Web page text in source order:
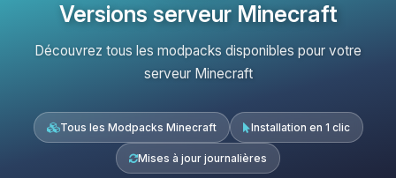
Versions serveur Minecraft
Découvrez tous les modpacks disponibles pour votre
serveur Minecraft
Tous les Modpacks Minecraft Installation en 1 clic
Mises à jour journalières